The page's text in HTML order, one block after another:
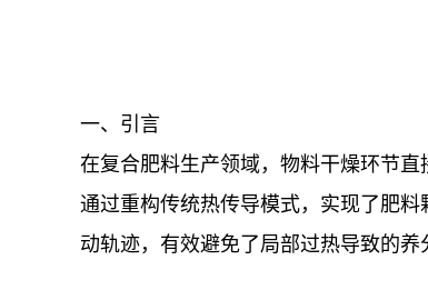
一、引言
在复合肥料生产领域，物料干燥环节
通过重构传统热传导模式，实现了肥
动轨迹，有效避免了局部过热导致的养